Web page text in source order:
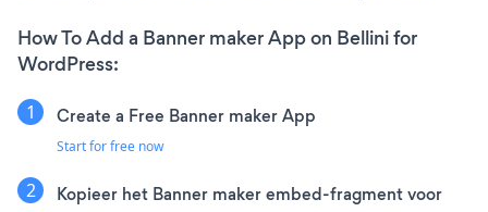
How To Add a Banner maker App on Bellini for
WordPress:
Create a Free Banner maker App
Start for free now
Kopieer het Banner maker embed-fragment voor